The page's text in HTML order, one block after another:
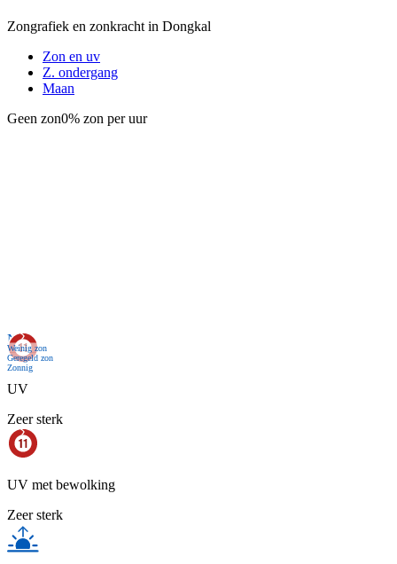
Zongrafiek en zonkracht in Dongkal
Zon en uv
Z. ondergang
Maan
Geen zon0% zon per uur
Nu
Weinig zon
Geregeld zon
Zonnig
UV
Zeer sterk
UV met bewolking
Zeer sterk